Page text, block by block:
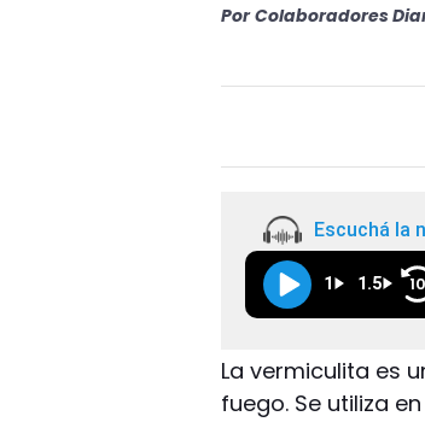
Por Colaboradores
Escuchá la
1 1.5 10
La vermiculita es
fuego. Se utiliza